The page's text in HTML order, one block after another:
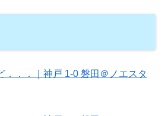
．．．｜神戸 1-0 磐田＠ノエスタ